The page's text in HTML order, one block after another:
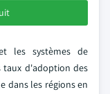
les systèmes de
taux d'adoption des
dans les régions en